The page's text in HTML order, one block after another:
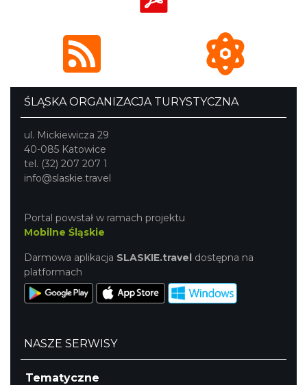
ŚLĄSKA ORGANIZACJA TURYSTYCZNA
ul. Mickiewicza 29
40-085 Katowice
tel. (32) 207 207 1
info@slaskie.travel
Portal powstał w ramach projektu
Mobilne Śląskie
Darmowa aplikacja SLASKIE.travel dostępna na
platformach
NASZE SERWISY
Tematyczne